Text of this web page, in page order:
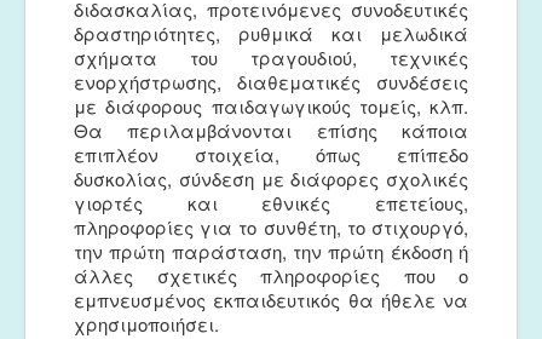
διδασκαλίας, προτεινόμενες συνοδευτικές
δραστηριότητες, ρυθμικά και μελωδικά
σχήματα του τραγουδιού, τεχνικές
ενορχήστρωσης, διαθεματικές συνδέσεις
με διάφορους παιδαγωγικούς τομείς, κλπ.
Θα περιλαμβάνονται επίσης κάποια
επιπλέον στοιχεία, όπως επίπεδο
δυσκολίας, σύνδεση με διάφορες σχολικές
γιορτές και εθνικές επετείους,
πληροφορίες για το συνθέτη, το στιχουργό,
την πρώτη παράσταση, την πρώτη έκδοση ή
άλλες σχετικές πληροφορίες που ο
εμπνευσμένος εκπαιδευτικός θα ήθελε να
χρησιμοποιήσει.